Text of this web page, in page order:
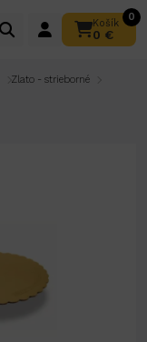
Košík
0
0 €
Zlato - strieborné